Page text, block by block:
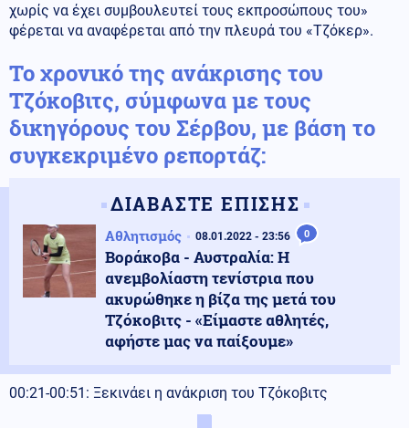
χωρίς να έχει συμβουλευτεί τους εκπροσώπους του»
φέρεται να αναφέρεται από την πλευρά του «Τζόκερ».
Το χρονικό της ανάκρισης του
Τζόκοβιτς, σύμφωνα με τους
δικηγόρους του Σέρβου, με βάση το
συγκεκριμένο ρεπορτάζ:
ΔΙΑΒΑΣΤΕ ΕΠΙΣΗΣ
Αθλητισμός 08.01.2022 - 23:56 0
Βοράκοβα - Αυστραλία: Η
ανεμβολίαστη τενίστρια που
ακυρώθηκε η βίζα της μετά του
Τζόκοβιτς - «Είμαστε αθλητές,
αφήστε μας να παίξουμε»
00:21-00:51: Ξεκινάει η ανάκριση του Τζόκοβιτς